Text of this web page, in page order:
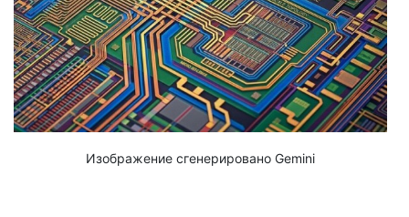
Изображение сгенерировано Gemini